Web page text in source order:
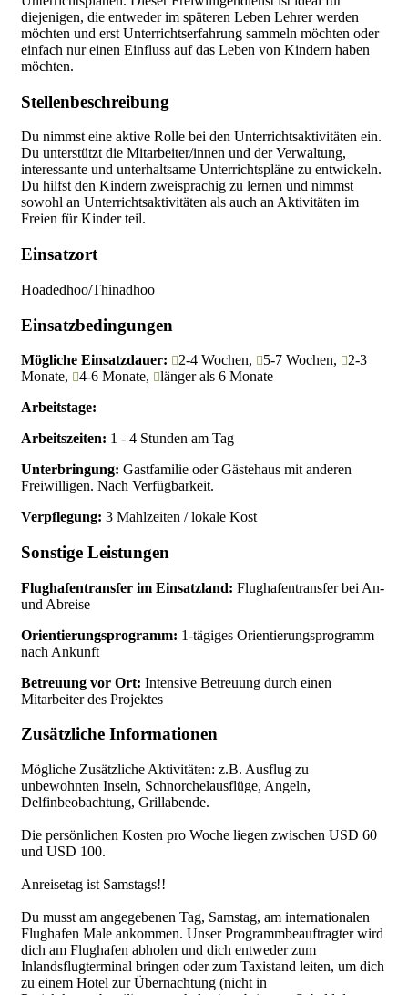
diejenigen, die entweder im späteren Leben Lehrer werden
möchten und erst Unterrichtserfahrung sammeln möchten oder
einfach nur einen Einfluss auf das Leben von Kindern haben
möchten.
Stellenbeschreibung
Du nimmst eine aktive Rolle bei den Unterrichtsaktivitäten ein.
Du unterstützt die Mitarbeiter/innen und der Verwaltung,
interessante und unterhaltsame Unterrichtspläne zu entwickeln.
Du hilfst den Kindern zweisprachig zu lernen und nimmst
sowohl an Unterrichtsaktivitäten als auch an Aktivitäten im
Freien für Kinder teil.
Einsatzort
Hoadedhoo/Thinadhoo
Einsatzbedingungen
Mögliche Einsatzdauer: 2-4 Wochen, 5-7 Wochen,
2-3
Monate,
4-6 Monate,
länger als 6 Monate
Arbeitstage:
Arbeitszeiten: 1 - 4 Stunden am Tag
Unterbringung: Gastfamilie oder Gästehaus mit anderen
Freiwilligen. Nach Verfügbarkeit.
Verpflegung: 3 Mahlzeiten / lokale Kost
Sonstige Leistungen
Flughafentransfer im Einsatzland: Flughafentransfer bei An-
und Abreise
Orientierungsprogramm: 1-tägiges Orientierungsprogramm
nach Ankunft
Betreuung vor Ort: Intensive Betreuung durch einen
Mitarbeiter des Projektes
Zusätzliche Informationen
Mögliche Zusätzliche Aktivitäten: z.B. Ausflug zu
unbewohnten Inseln, Schnorchelausflüge, Angeln,
Delfinbeobachtung, Grillabende.
Die persönlichen Kosten pro Woche liegen zwischen USD 60
und USD 100.
Anreisetag ist Samstags!!
Du musst am angegebenen Tag, Samstag, am internationalen
Flughafen Male ankommen. Unser Programmbeauftragter wird
dich am Flughafen abholen und dich entweder zum
Inlandsflugterminal bringen oder zum Taxistand leiten, um dich
zu einem Hotel zur Übernachtung (nicht in